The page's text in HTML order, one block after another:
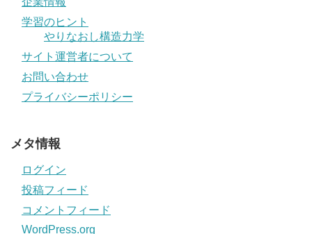
学習のヒント
やりなおし構造力学
サイト運営者について
お問い合わせ
プライバシーポリシー
メタ情報
ログイン
投稿フィード
コメントフィード
WordPress.org